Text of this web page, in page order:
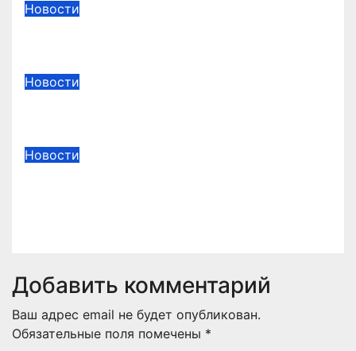
Новости
Новости
Новости
Добавить комментарий
Ваш адрес email не будет опубликован.
Обязательные поля помечены *